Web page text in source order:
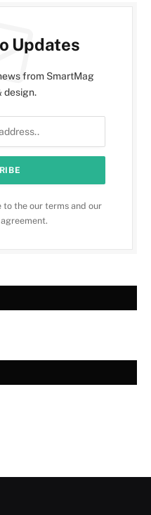
Updates
from SmartMag
design.
to the our terms and our